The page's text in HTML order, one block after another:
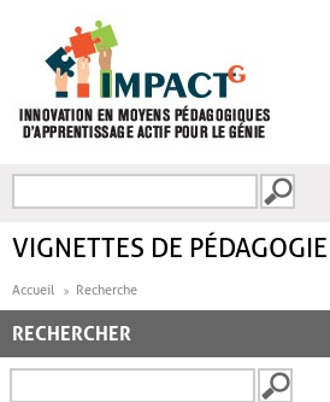
FORMULAIRE DE
VIGNETTES DE
Accueil Recherche
RECHERCHER